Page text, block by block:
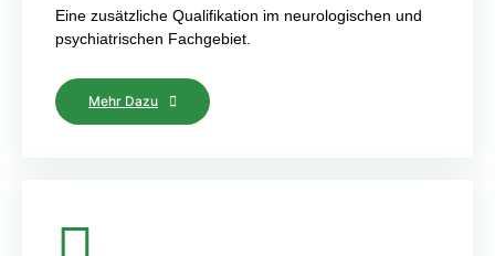
Eine zusätzliche Qualifikation im neurologischen und
psychiatrischen Fachgebiet.
Mehr Dazu